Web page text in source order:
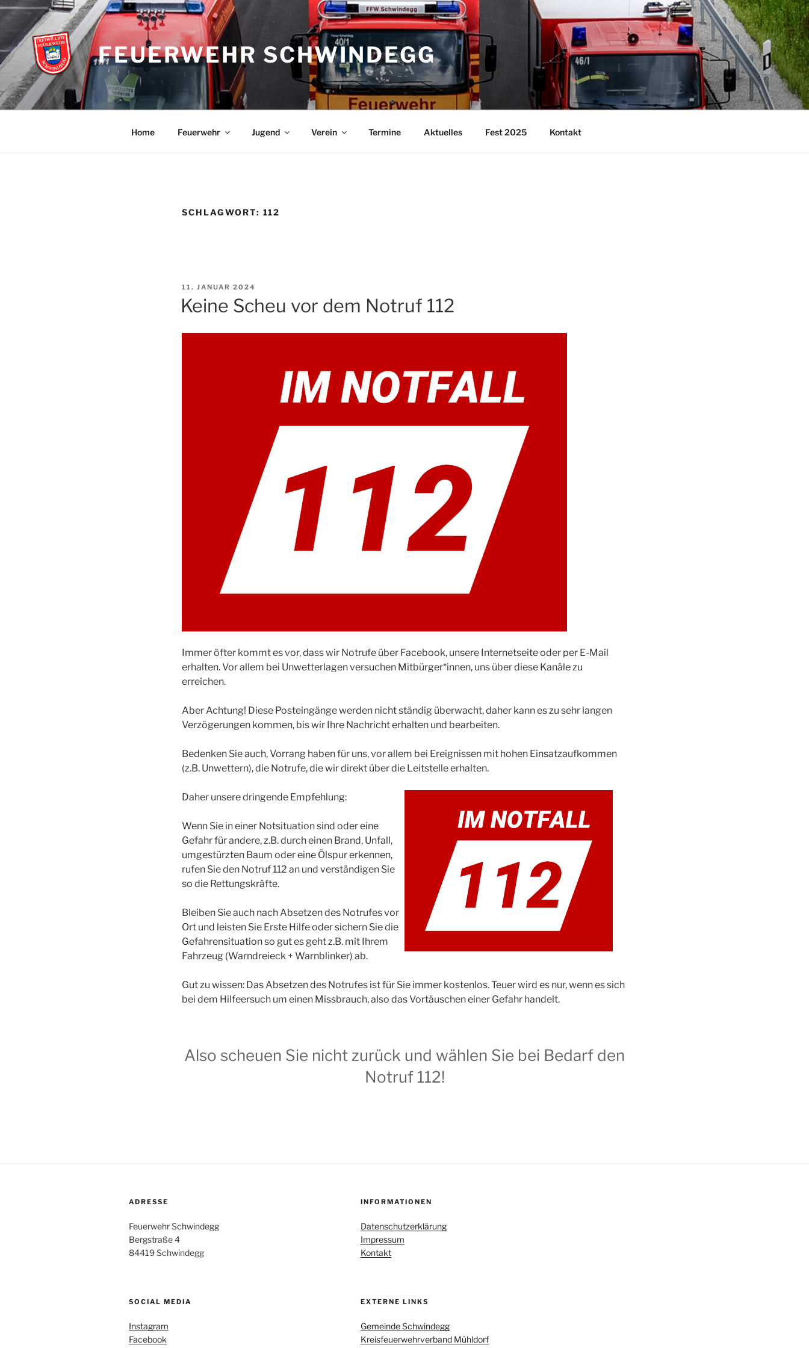
Zum
springen
FEUERWEHR SCHWINDEGG
Home Feuerwehr Jugend Verein Termine Aktuelles Fest 2025 Kontakt
SCHLAGWORT: 112
VERÖFFENTLICHT
11. JANUAR 2024
Keine Scheu vor dem Notruf 112
Immer öfter kommt es vor, dass wir Notrufe über Facebook, unsere Internetseite oder per E-Mail
erhalten. Vor allem bei Unwetterlagen versuchen Mitbürger*innen, uns über diese Kanäle zu
erreichen.
Aber Achtung! Diese Posteingänge werden nicht ständig überwacht, daher kann es zu sehr langen
Verzögerungen kommen, bis wir Ihre Nachricht erhalten und bearbeiten.
Bedenken Sie auch, Vorrang haben für uns, vor allem bei Ereignissen mit hohen Einsatzaufkommen
(z.B. Unwettern), die Notrufe, die wir direkt über die Leitstelle erhalten.
Daher unsere dringende Empfehlung:
Wenn Sie in einer Notsituation sind oder eine
Gefahr für andere, z.B. durch einen Brand, Unfall,
umgestürzten Baum oder eine Ölspur erkennen,
rufen Sie den Notruf 112 an und verständigen Sie
so die Rettungskräfte.
Bleiben Sie auch nach Absetzen des Notrufes vor
Ort und leisten Sie Erste Hilfe oder sichern Sie die
Gefahrensituation so gut es geht z.B. mit Ihrem
Fahrzeug (Warndreieck + Warnblinker) ab.
Gut zu wissen: Das Absetzen des Notrufes ist für Sie immer kostenlos. Teuer wird es nur, wenn es sich
bei dem Hilfeersuch um einen Missbrauch, also das Vortäuschen einer Gefahr handelt.
Also scheuen Sie nicht zurück und wählen Sie bei Bedarf den
Notruf 112!
ADRESSE
Feuerwehr Schwindegg
Bergstraße 4
84419 Schwindegg
SOCIAL MEDIA
Instagram
Facebook
INFORMATIONEN
Datenschutzerklärung
Impressum
Kontakt
EXTERNE LINKS
Gemeinde Schwindegg
Kreisfeuerwehrverband Mühldorf